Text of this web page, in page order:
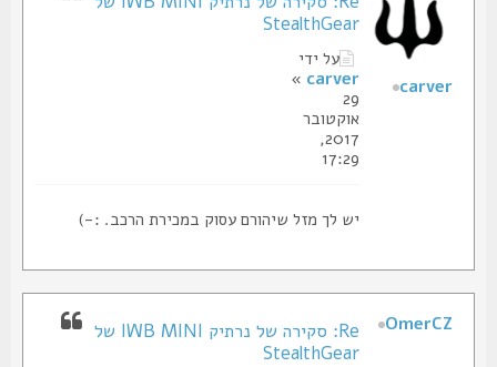
StealthGear
על ידי
carver
»
אוקטובר
2017,
17:29
יש לך מזל שיהורם עסוק במכירת הרכב. :-)
carver
Re: סקירה של נרתיק IWB MINI של
StealthGear
OmerCZ